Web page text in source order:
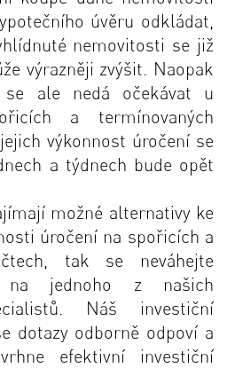
úvěru odkládat,
nemovitosti se již
výrazněji zvýšit. Naopak
se ale nedá očekávat u
a termínovaných
výkonnost úročení se
a týdnech bude opět
možné alternativy ke
úročení na spořicích a
tak se neváhejte
na jednoho z našich
Náš investiční
dotazy odborně odpoví a
efektivní investiční